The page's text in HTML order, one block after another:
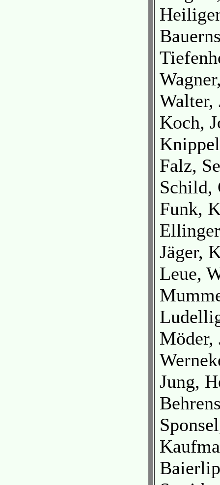
Walter,
Koch,
Falz,
Schild,
Funk,
Jäger,
Leue,
Möder,
Jung,